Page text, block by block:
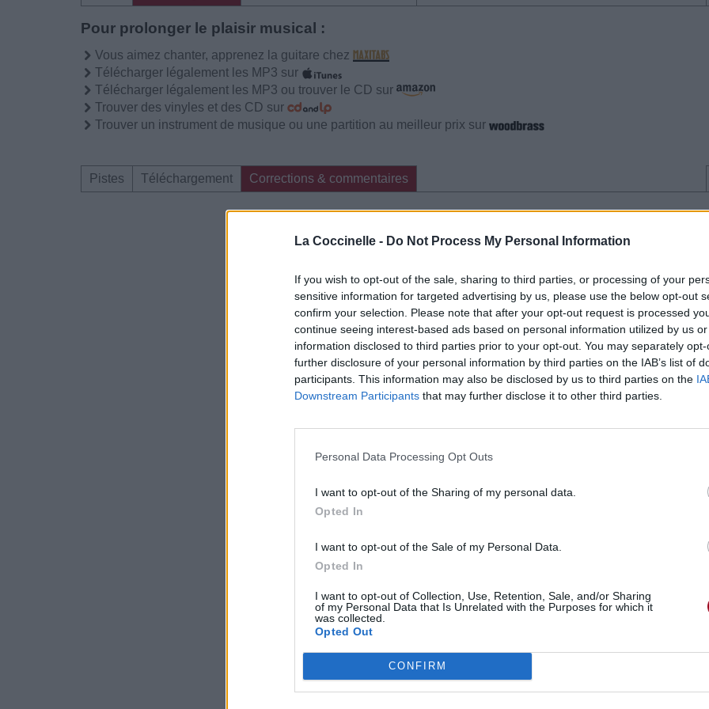
La Coccinelle - Do Not Process My Personal Information
If you wish to opt-out of the sale, sharing to third parties, or processing of your
sensitive information for targeted advertising by us, please use the below opt-out
confirm your selection. Please note that after your opt-out request is processed
continue seeing interest-based ads based on personal information utilized by us
information disclosed to third parties prior to your opt-out. You may separately
further disclosure of your personal information by third parties on the IAB’s list of
participants. This information may also be disclosed by us to third parties on the
Downstream Participants that may further disclose it to other third parties.
Personal Data Processing Opt Outs
I want to opt-out of the Sharing of my personal data.
Opted In
I want to opt-out of the Sale of my Personal Data.
Opted In
I want to opt-out of Collection, Use, Retention, Sale, and/or Sharing
of my Personal Data that Is Unrelated with the Purposes for which it
was collected.
Opted Out
CONFIRM
Pour prolonger le plaisir musical :
Vous aimez chanter, apprenez la guitare chez
Télécharger légalement les MP3 sur
Télécharger légalement les MP3 ou trouver le CD sur
Trouver des vinyles et des CD sur
Trouver un instrument de musique ou une partition au meilleur prix sur
Pistes Téléchargement Corrections & commentaires